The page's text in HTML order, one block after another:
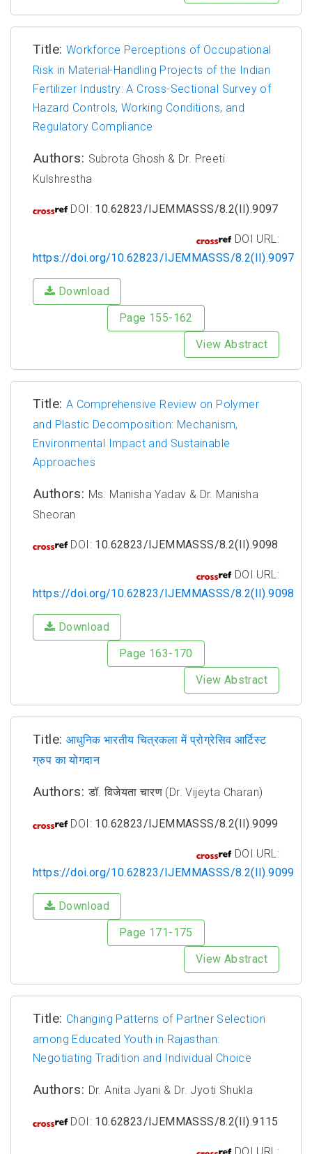
Title: Workforce Perceptions of Occupational
Risk in Material-Handling Projects of the Indian
Fertilizer Industry: A Cross-Sectional Survey of
Hazard Controls, Working Conditions, and
Regulatory Compliance
Authors: Subrota Ghosh & Dr. Preeti
Kulshrestha
DOI: 10.62823/IJEMMASSS/8.2(II).9097
DOI URL:
https://doi.org/10.62823/IJEMMASSS/8.2(II).9097
Download
Page 155-162
View Abstract
Title: A Comprehensive Review on Polymer
and Plastic Decomposition: Mechanism,
Environmental Impact and Sustainable
Approaches
Authors: Ms. Manisha Yadav & Dr. Manisha
Sheoran
DOI: 10.62823/IJEMMASSS/8.2(II).9098
DOI URL:
https://doi.org/10.62823/IJEMMASSS/8.2(II).9098
Download
Page 163-170
View Abstract
Title: आधुनिक भारतीय चित्रकला में प्रोग्रेसिव आर्टिस्ट
ग्रुप का योगदान
Authors:डॉ. विजेयता चारण (Dr. Vijeyta Charan)
DOI: 10.62823/IJEMMASSS/8.2(II).9099
DOI URL:
https://doi.org/10.62823/IJEMMASSS/8.2(II).9099
Download
Page 171-175
View Abstract
Title: Changing Patterns of Partner Selection
among Educated Youth in Rajasthan:
Negotiating Tradition and Individual Choice
Authors: Dr. Anita Jyani & Dr. Jyoti Shukla
DOI: 10.62823/IJEMMASSS/8.2(II).9115